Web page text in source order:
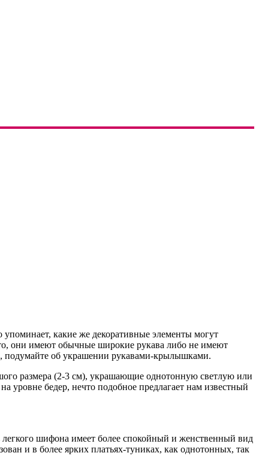
какие же декоративные элементы могут
они имеют обычные широкие рукава либо не имеют
подумайте об украшении рукавами-крылышками.
размера (2-3 см), украшающие однотонную светлую или
бедер, нечто подобное предлагает нам известный
шифона имеет более спокойный и женственный вид
и в более ярких платьях-туниках, как однотонных, так